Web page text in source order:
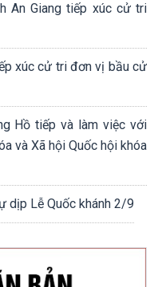
An Giang tiếp xúc cử tri
xúc cử tri đơn vị bầu cử
Hồ tiếp và làm việc với
và Xã hội Quốc hội khóa
dịp Lễ Quốc khánh 2/9